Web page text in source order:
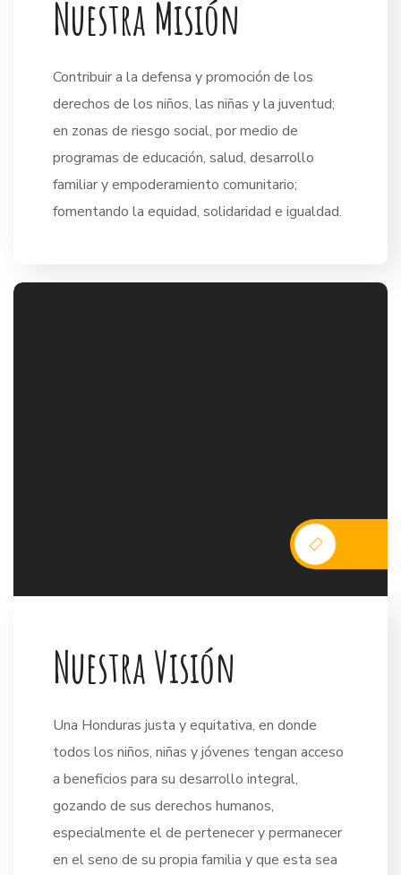
Nuestra Misión
Contribuir a la defensa y promoción de los
derechos de los niños, las niñas y la juventud;
en zonas de riesgo social, por medio de
programas de educación, salud, desarrollo
familiar y empoderamiento comunitario;
fomentando la equidad, solidaridad e igualdad.
NuestraVisión
Una Honduras justa y equitativa, en donde
todos los niños, niñas y jóvenes tengan acceso
a beneficios para su desarrollo integral,
gozando de sus derechos humanos,
especialmente el de pertenecer y permanecer
en el seno de su propia familia y que esta sea